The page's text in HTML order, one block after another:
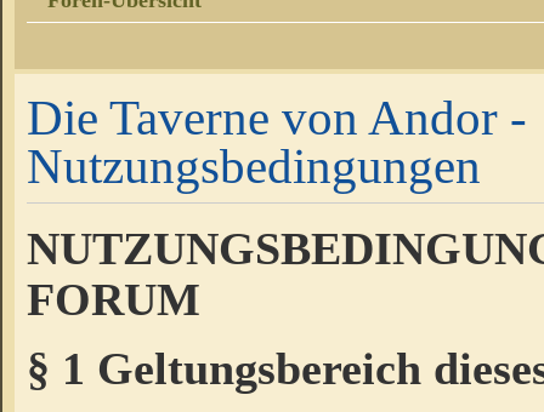
Die Taverne von Andor -
Nutzungsbedingungen
FORUM
§ 1 Geltungsbereich